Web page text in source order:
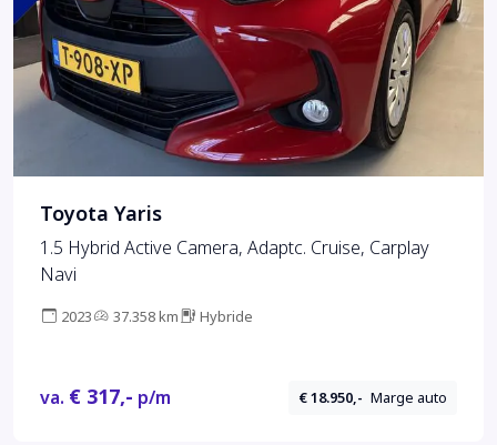
Toyota Yaris
1.5 Hybrid Active Camera, Adaptc. Cruise, Carplay
Navi
2023 37.358 km Hybride
va. € 317,- p/m € 18.950,- Marge auto